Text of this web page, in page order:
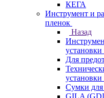
КЕГА
Инструмент и
пленок
Назад
Для
Сумки для
GILA